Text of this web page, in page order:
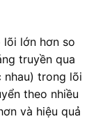
lõi lớn hơn so
truyền qua
nhau) trong lõi
theo nhiều
và hiệu quả